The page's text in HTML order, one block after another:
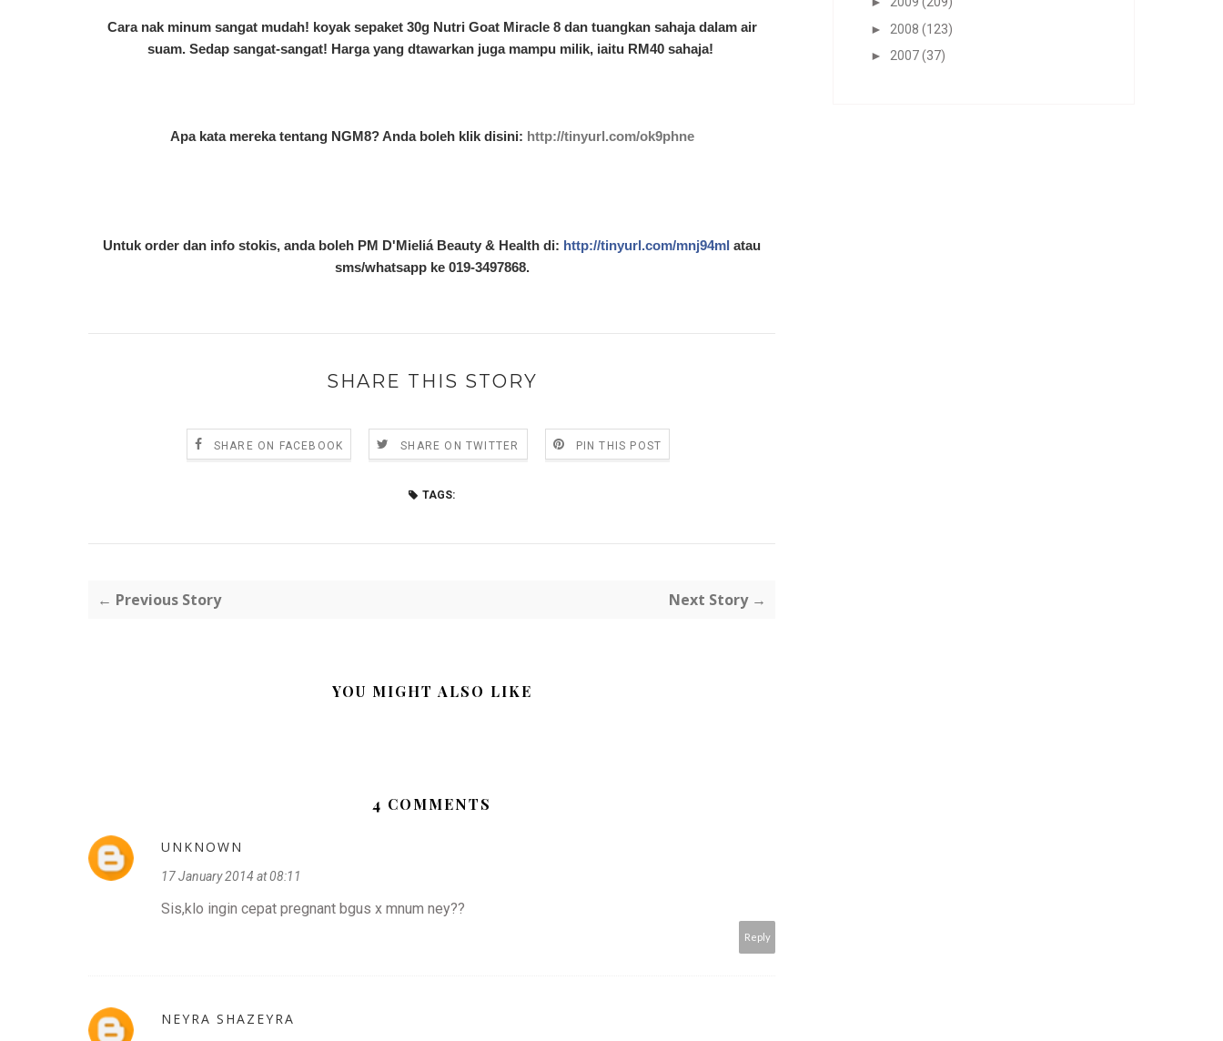
Cara nak minum sangat mudah! koyak sepaket 30g Nutri Goat Miracle 8 dan tuangkan sahaja dalam air
suam. Sedap sangat-sangat! Harga yang dtawarkan juga mampu milik, iaitu RM40 sahaja!
Apa kata mereka tentang NGM8? Anda boleh klik disini: http://tinyurl.com/ok9phne
Untuk order dan info stokis, anda boleh PM D'Mieliá Beauty & Health di: http://tinyurl.com/mnj94ml atau
sms/whatsapp ke 019-3497868.
SHARE THIS STORY
SHARE ON FACEBOOK SHARE ON TWITTER PIN THIS POST
TAGS:
← Previous Story Next Story →
YOU MIGHT ALSO LIKE
4 COMMENTS
UNKNOWN
17 January 2014 at 08:11
Sis,klo ingin cepat pregnant bgus x mnum ney??
Reply
NEYRA SHAZEYRA
► 2008 (123)
► 2007(37)